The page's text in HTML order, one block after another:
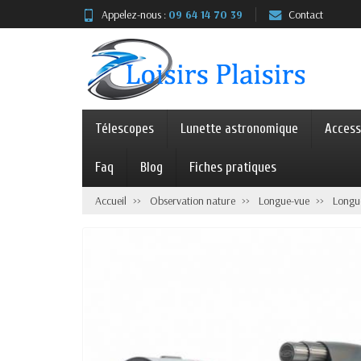
Appelez-nous : 09 64 14 70 39 Contact
Télescopes Lunette astronomique
Faq Blog Fiches pratiques
Accueil Observation nature Longue-vue